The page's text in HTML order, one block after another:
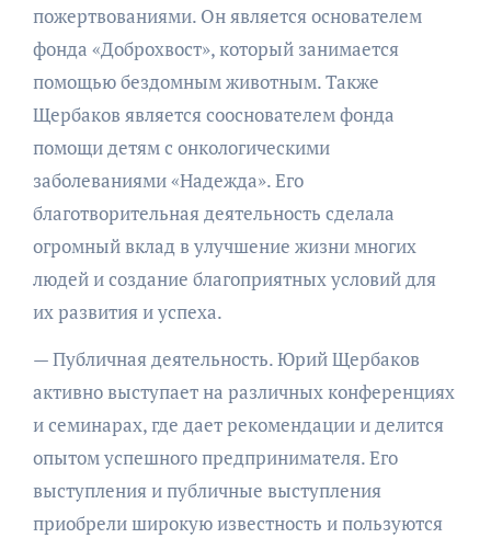
пожертвованиями. Он является основателем
фонда «Доброхвост», который занимается
помощью бездомным животным. Также
Щербаков является сооснователем фонда
помощи детям с онкологическими
заболеваниями «Надежда». Его
благотворительная деятельность сделала
огромный вклад в улучшение жизни многих
людей и создание благоприятных условий для
их развития и успеха.
— Публичная деятельность. Юрий Щербаков
активно выступает на различных конференциях
и семинарах, где дает рекомендации и делится
опытом успешного предпринимателя. Его
выступления и публичные выступления
приобрели широкую известность и пользуются